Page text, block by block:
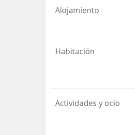
Alojamiento
Habitación
Actividades y ocio